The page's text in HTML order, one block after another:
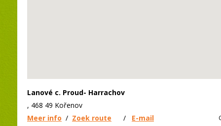
Lanové c. Proud- Harrachov
, 468 49 Kořenov
Meer info / Zoek route / E-mail